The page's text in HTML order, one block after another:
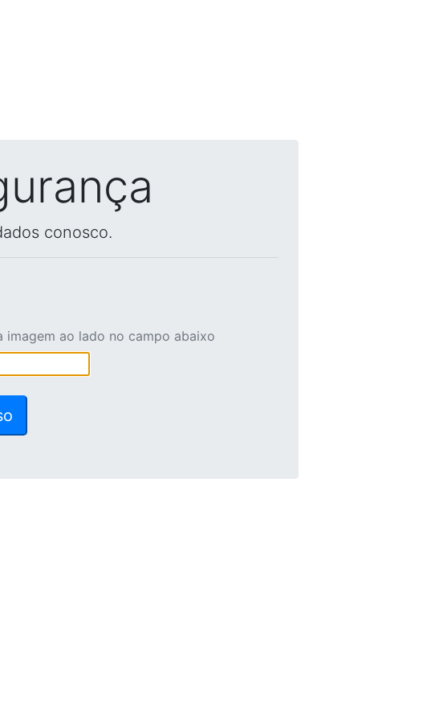
conosco.
imagem ao lado no campo abaixo